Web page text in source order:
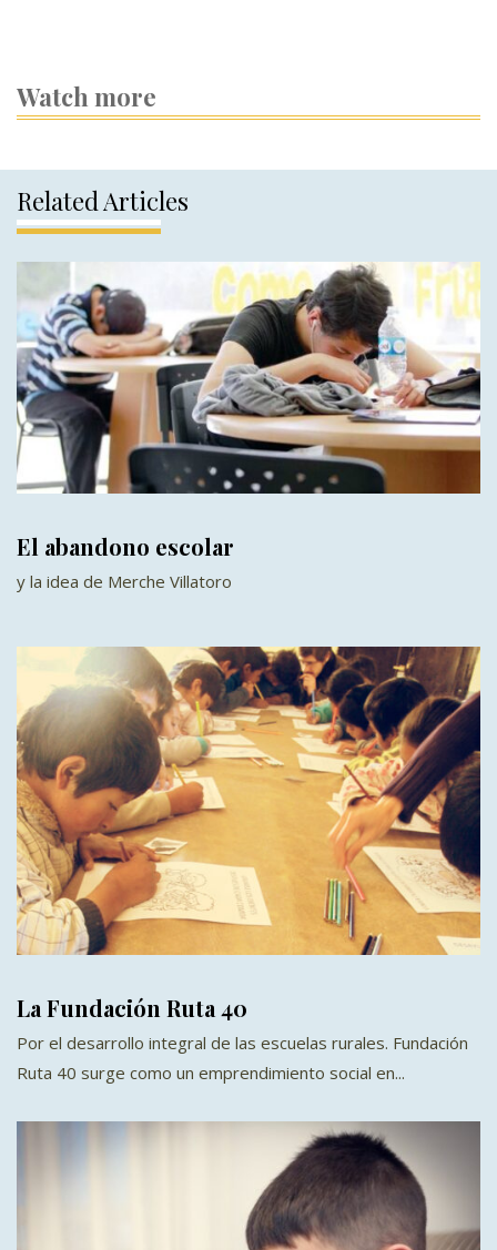
Watch more
Related Articles
El abandono escolar
y la idea de Merche Villatoro
La Fundación Ruta 40
Por el desarrollo integral de las escuelas rurales. Fundación
Ruta 40 surge como un emprendimiento social en...